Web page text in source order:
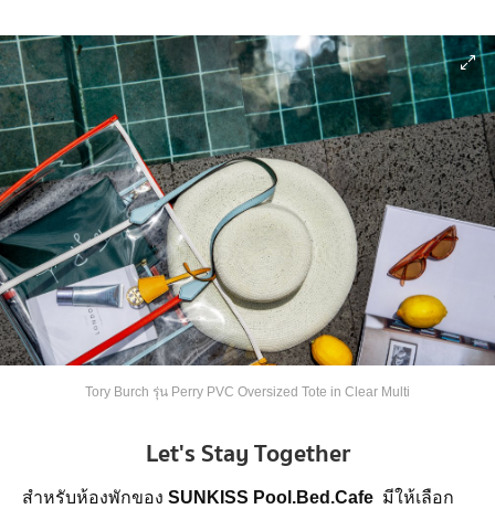
Tory Burch รุ่น Perry PVC Oversized Tote in Clear Multi
Let's Stay Together
สำหรับห้องพักของ SUNKISS Pool.Bed.Cafe มีให้เลือก